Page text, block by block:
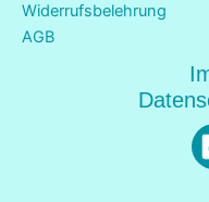
Widerrufsbelehrung
AGB